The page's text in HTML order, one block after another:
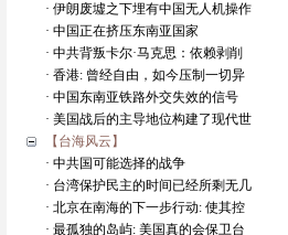
· 伊朗废墟之下埋有中国无人机操作
· 中国正在挤压东南亚国家
· 中共背叛卡尔·马克思：依赖剥削
· 香港: 曾经自由，如今压制一切异
· 中国东南亚铁路外交失效的信号
· 美国战后的主导地位构建了现代世
【台海风云】
· 中共国可能选择的战争
· 台湾保护民主的时间已经所剩无几
· 北京在南海的下一步行动: 使其控
· 最孤独的岛屿: 美国真的会保卫台